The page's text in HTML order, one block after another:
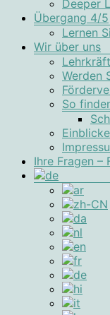
Deeper
Übergang 4/5
Lernen
Wir über uns
Werden
So
Ihre Fragen –